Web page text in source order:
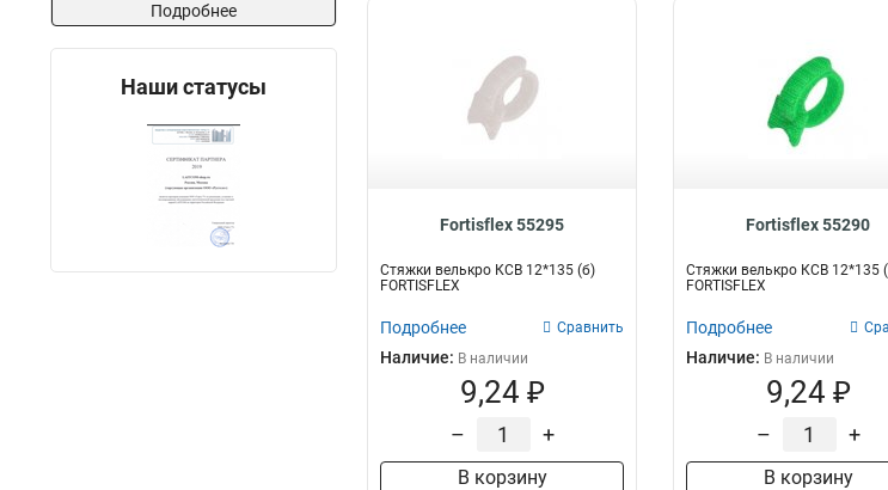
Подробнее
Наши статусы
Fortisflex 55295
Стяжки велькро КСВ 12*135 (б)
FORTISFLEX
Подробнее Сравнить
Наличие: В наличии
9,24 ₽
– +
В корзину
Fortisflex 55290
Стяжки велькро КСВ 12*135
FORTISFLEX
Подробнее
Наличие: В наличии
9,24 ₽
– +
В корзину